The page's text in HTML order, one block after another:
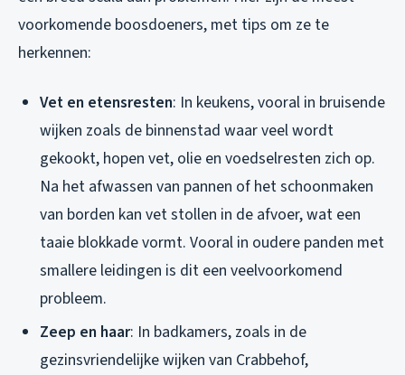
voorkomende boosdoeners, met tips om ze te
herkennen:
Vet en etensresten: In keukens, vooral in bruisende
wijken zoals de binnenstad waar veel wordt
gekookt, hopen vet, olie en voedselresten zich op.
Na het afwassen van pannen of het schoonmaken
van borden kan vet stollen in de afvoer, wat een
taaie blokkade vormt. Vooral in oudere panden met
smallere leidingen is dit een veelvoorkomend
probleem.
Zeep en haar: In badkamers, zoals in de
gezinsvriendelijke wijken van Crabbehof,